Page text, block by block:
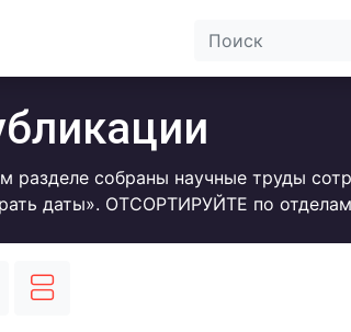
разделе собраны научные труды
даты». ОТСОРТИРУЙТЕ по